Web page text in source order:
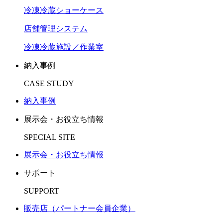
冷凍冷蔵ショーケース
店舗管理システム
冷凍冷蔵施設／作業室
納入事例
CASE STUDY
納入事例
展示会・お役立ち情報
SPECIAL SITE
展示会・お役立ち情報
サポート
SUPPORT
販売店（パートナー会員企業）